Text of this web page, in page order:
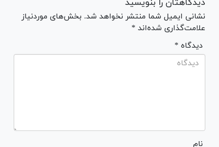
دیدگاهتان را بنویسید
نشانی ایمیل شما منتشر نخواهد شد. بخش‌های موردنیاز
علامت‌گذاری شده‌اند *
* دیدگاه
نام